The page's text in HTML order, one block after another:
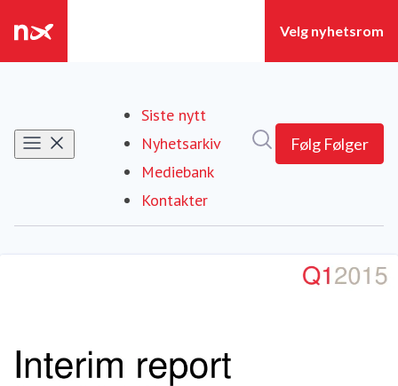
Siste nytt
Nyhetsarkiv
Mediebank
Kontakter
Følg Følger